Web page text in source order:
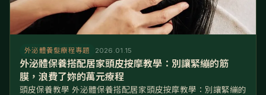
外泌體養髮療程專題 2026.01.15
外泌體保養搭配居家頭皮按摩教學：別讓緊繃的筋
膜，浪費了妳的萬元療程
頭皮保養教學 外泌體保養搭配居家頭皮按摩教學：別讓緊繃的